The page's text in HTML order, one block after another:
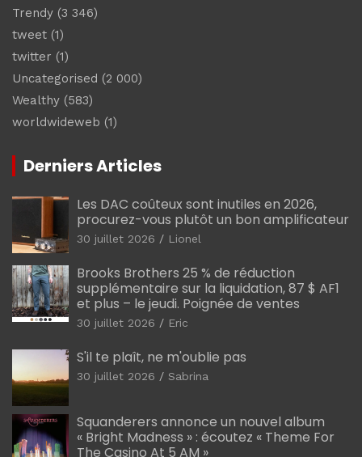
Trendy (3 346)
tweet (1)
twitter (1)
Uncategorised (2 000)
Wealthy (583)
worldwideweb (1)
Derniers Articles
Les DAC coûteux sont inutiles en 2026,
procurez-vous plutôt un bon amplificateur
30 juillet 2026 Lionel
Brooks Brothers 25 % de réduction
supplémentaire sur la liquidation, 87 $ AF1
et plus – le jeudi. Poignée de ventes
30 juillet 2026 Eric
S'il te plaît, ne m'oublie pas
30 juillet 2026 Sabrina
Squanderers annonce un nouvel album
« Bright Madness » : écoutez « Theme For
The Casino At 5 AM »